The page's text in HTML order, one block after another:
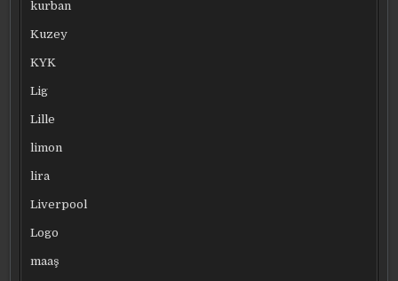
kurban
Kuzey
KYK
Lig
Lille
limon
lira
Liverpool
Logo
maaş